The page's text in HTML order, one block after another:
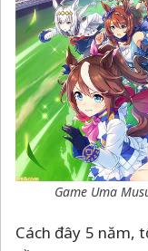
Game Uma
Cách đây 5 năm,